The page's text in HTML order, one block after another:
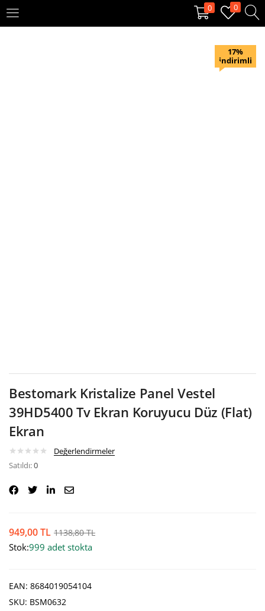
0 0
KAYIT OL
17%
indirimli
Bestomark Kristalize Panel Vestel
39HD5400 Tv Ekran Koruyucu Düz (Flat)
Ekran
Değerlendirmeler
Satıldı:0
949,00TL 1138,80TL
Stok:999 adet stokta
EAN: 8684019054104
SKU: BSM0632